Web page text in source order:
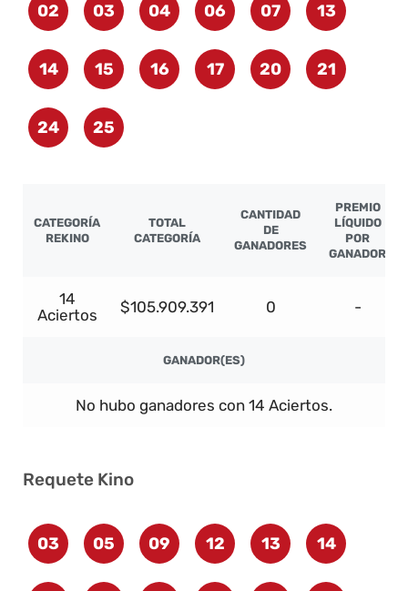
02 03 04 06 07 13
14 15 16 17 20 21
24 25
CATEGORÍA
REKINO
TOTAL
CATEGORÍA
CANTIDAD
DE
GANADORES
PREMIO
LÍQUIDO
POR
GANADOR
14
Aciertos
$105.909.391 0 -
GANADOR(ES)
No hubo ganadores con 14 Aciertos.
Requete Kino
03 05 09 12 13 14